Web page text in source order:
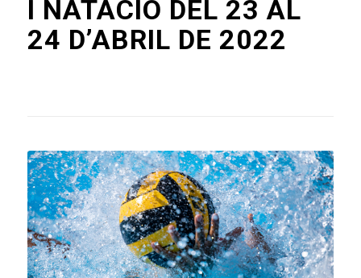
I NATACIÓ DEL 23 AL
24 D’ABRIL DE 2022